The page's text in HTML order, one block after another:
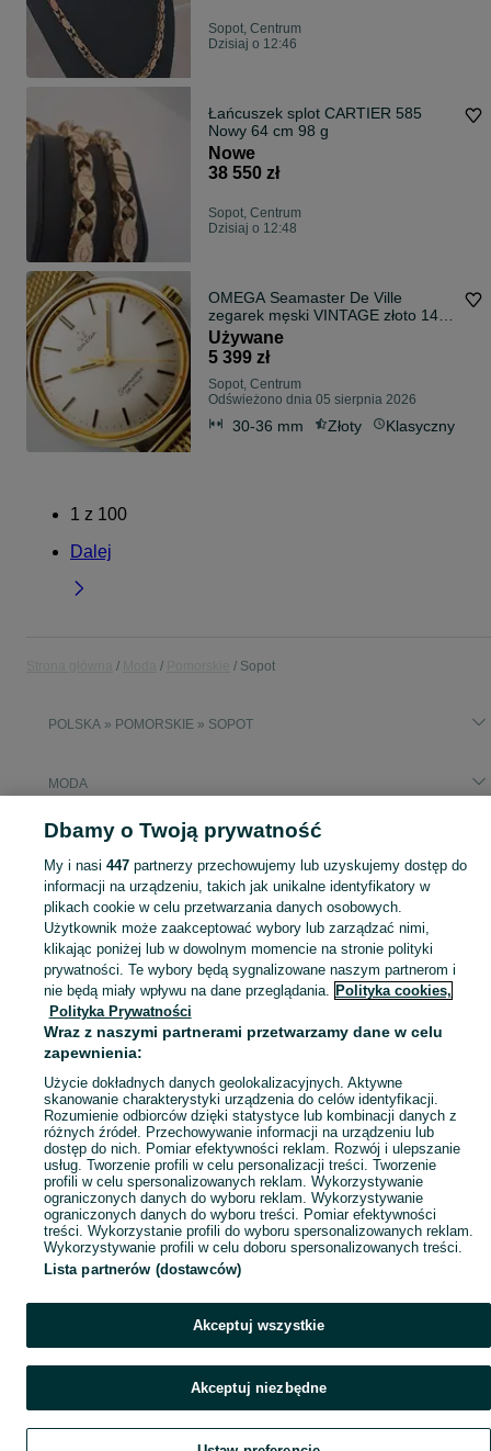
Sopot, Centrum
Dzisiaj o 12:46
Łańcuszek splot CARTIER 585
Nowy 64 cm 98 g
Nowe
38 550 zł
Sopot, Centrum
Dzisiaj o 12:48
OMEGA Seamaster De Ville
zegarek męski VINTAGE złoto 14K
/ SS 1969 cal. 601
Używane
5 399 zł
Sopot, Centrum
Odświeżono dnia 05 sierpnia 2026
30-36 mm Złoty Klasyczny
1 z 100
Dalej
Sopot
POLSKA » POMORSKIE » SOPOT
MODA
KATEGORIA
Moda Sopot ▶️ Odzież, obuwie, torebki, akcesoria i biżuteria ✅ Nowe i używane w atrakcyjnych cenach ✌ Znajdź najlepsze ogłoszenia na OLX.pl! Zobacz
Mapa kategorii
Mapa miejscowości
Mapa ministron
Popularne wyszukiwania
Dbamy o Twoją prywatność
My i nasi 447partnerzy przechowujemy lub uzyskujemy dostęp do
informacji na urządzeniu, takich jak unikalne identyfikatory w
plikach cookie w celu przetwarzania danych osobowych.
Użytkownik może zaakceptować wybory lub zarządzać nimi,
klikając poniżej lub w dowolnym momencie na stronie polityki
prywatności. Te wybory będą sygnalizowane naszym partnerom i
nie będą miały wpływu na dane przeglądania. Polityka cookies,
Polityka Prywatności
Wraz z naszymi partnerami przetwarzamy dane w celu
zapewnienia:
Użycie dokładnych danych geolokalizacyjnych. Aktywne
skanowanie charakterystyki urządzenia do celów identyfikacji.
Rozumienie odbiorców dzięki statystyce lub kombinacji danych z
różnych źródeł. Przechowywanie informacji na urządzeniu lub
dostęp do nich. Pomiar efektywności reklam. Rozwój i ulepszanie
usług. Tworzenie profili w celu personalizacji treści. Tworzenie
profili w celu spersonalizowanych reklam. Wykorzystywanie
ograniczonych danych do wyboru reklam. Wykorzystywanie
ograniczonych danych do wyboru treści. Pomiar efektywności
treści. Wykorzystanie profili do wyboru spersonalizowanych reklam.
Wykorzystywanie profili w celu doboru spersonalizowanych treści.
Lista partnerów (dostawców)
Akceptuj wszystkie
Akceptuj niezbędne